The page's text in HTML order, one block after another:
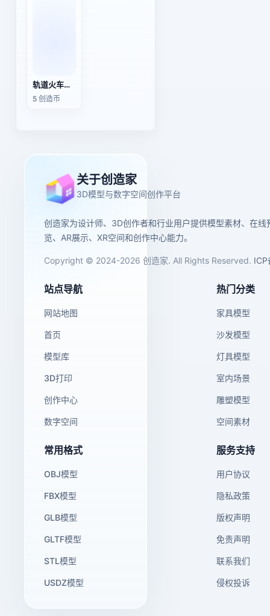
轨道火车玩具（带动画）
5 创造币
关于创造家
3D模型与数字空间创作平台
创造家为设计师、3D创作者和行业用户提供模型素材、在线
览、AR展示、XR空间和创作中心能力。
Copyright © 2024-2026 创造家. All Rights Reserved. ICP
站点导航
网站地图
首页
模型库
3D打印
创作中心
数字空间
热门分类
家具模型
沙发模型
灯具模型
室内场景
雕塑模型
空间素材
常用格式
OBJ模型
FBX模型
GLB模型
GLTF模型
STL模型
USDZ模型
服务支持
用户协议
隐私政策
版权声明
免责声明
联系我们
侵权投诉